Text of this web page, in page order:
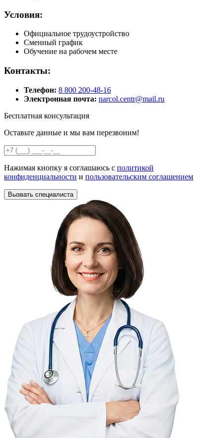
Условия:
Официальное трудоустройство
Сменный график
Обучение на рабочем месте
Контакты:
Телефон: 8 800 200-48-16
Электронная почта: narcol.centr@mail.ru
Бесплатная консультация
Оставьте данные и мы вам перезвоним!
Нажимая кнопку я соглашаюсь с политикой
конфиденциальности и пользовательским соглашением
Вызвать специалиста